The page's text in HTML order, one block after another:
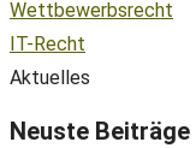
Wettbewerbsrecht
IT-Recht
Aktuelles
Neuste Beiträge